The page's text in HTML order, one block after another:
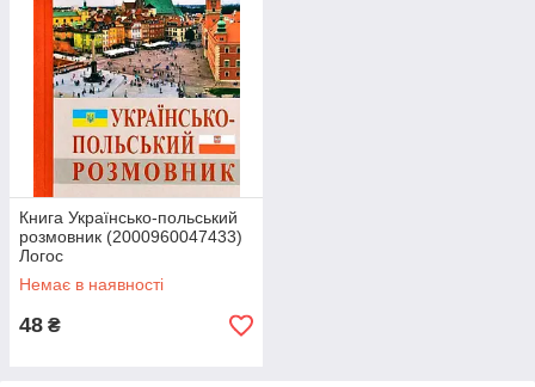
Книга Українсько-польський
розмовник (2000960047433)
Логос
Немає в наявності
48 ₴